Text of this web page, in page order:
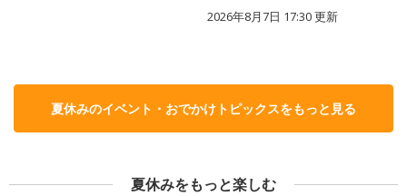
2026年8月7日 17:30更新
夏休みのイベント・おでかけトピックスをもっと見る
夏休みをもっと楽しむ